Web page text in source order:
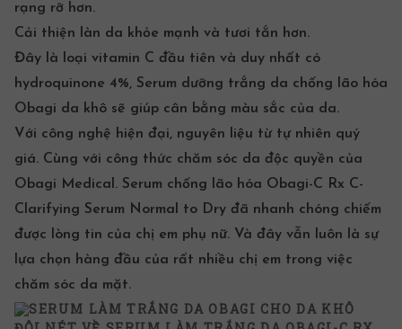
rạng rỡ hơn.
Cải thiện làn da khỏe mạnh và tươi tắn hơn.
Đây là loại vitamin C đầu tiên và duy nhất có
hydroquinone 4%, Serum dưỡng trắng da chống lão hóa
Obagi da khô sẽ giúp cân bằng màu sắc của da.
Với công nghệ hiện đại, nguyên liệu từ tự nhiên quý
giá. Cùng với công thức chăm sóc da độc quyền của
Obagi Medical. Serum chống lão hóa Obagi-C Rx C-
Clarifying Serum Normal to Dry đã nhanh chóng chiếm
được lòng tin của chị em phụ nữ. Và đây vẫn luôn là sự
lựa chọn hàng đầu của rất nhiều chị em trong việc
chăm sóc da mặt.